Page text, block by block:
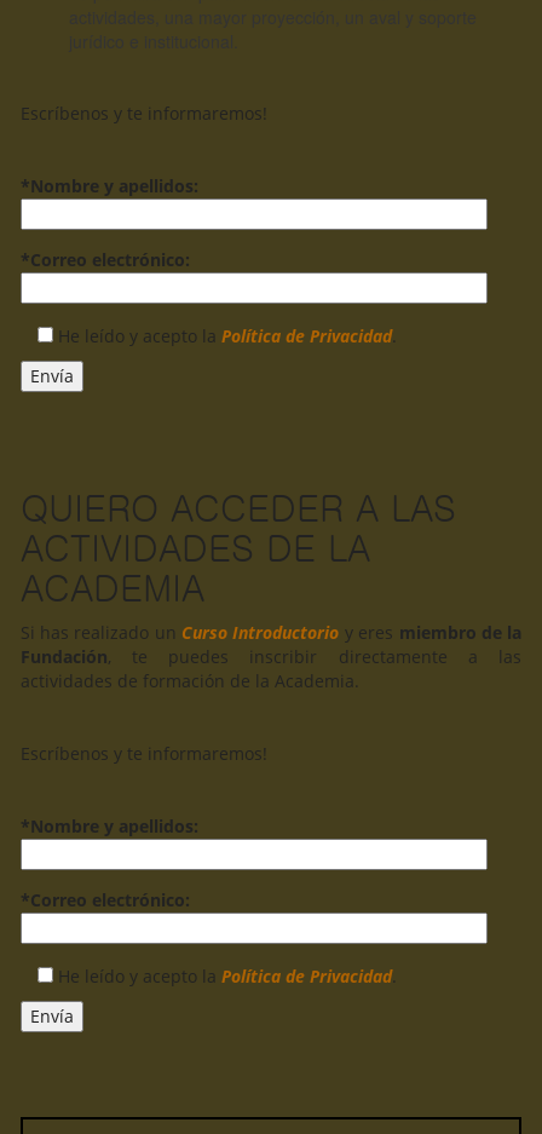
Escríbenos y te informaremos!
*Nombre y apellidos:
*Correo electrónico:
He leído y acepto la Política de Privacidad.
QUIERO ACCEDER A LAS
ACTIVIDADES DE LA
ACADEMIA
Si has realizado un Curso Introductorio y eres miembro de la
Fundación, te puedes inscribir directamente a las
actividades de formación de la Academia.
Escríbenos y te informaremos!
*Nombre y apellidos:
*Correo electrónico:
He leído y acepto la Política de Privacidad.